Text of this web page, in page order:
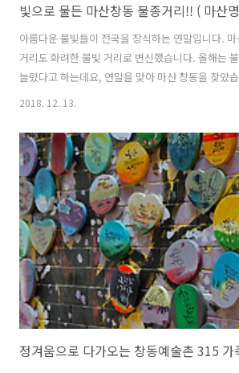
빛으로 물든 마산창동 불종거리!! ( 마산
아름다운 불빛들이 전국을 장식하는 연말입니다.
거리도 화려한 불빛 거리로 변신했습니다. 올해는
늘렸다고 하는데요, 연말을 맞아 마산 창동을 찾았습
는 마산어시장에서 육호광장에 이르는 구간입니다.
발걸음이 늘고 있는 마산을 대표하는 거리입니다.
인파 때문에 주차에 곤란을 겪습니다. 때문에 공영
주차장을 이용할 수 밖에 없는데요, 저는 유료 주차
거리를 찾았습니다. ▼ 육호광장 ⇒ 불종 방향의 모
들이 많이 주차되어 있네요.. ▼ 불종 ⇒ 육호광장
양과 제과점 앞..
2018. 12. 13.